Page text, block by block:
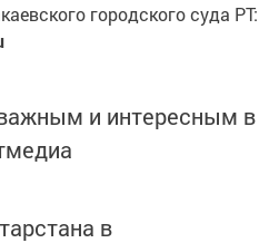
городского суда РТ:
и интересным в
в